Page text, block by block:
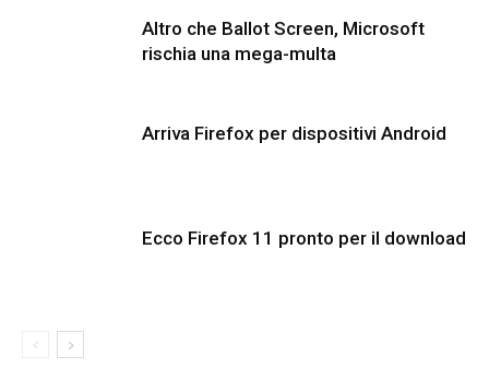
Altro che Ballot Screen, Microsoft
rischia una mega-multa
Arriva Firefox per dispositivi Android
Ecco Firefox 11 pronto per il download